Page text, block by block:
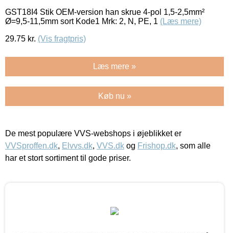
GST18I4 Stik OEM-version han skrue 4-pol 1,5-2,5mm²
Ø=9,5-11,5mm sort Kode1 Mrk: 2, N, PE, 1 (Læs mere)
29.75 kr. (Vis fragtpris)
Læs mere »
Køb nu »
De mest populære VVS-webshops i øjeblikket er
VVSproffen.dk, Elvvs.dk, VVS.dk og Frishop.dk, som alle
har et stort sortiment til gode priser.